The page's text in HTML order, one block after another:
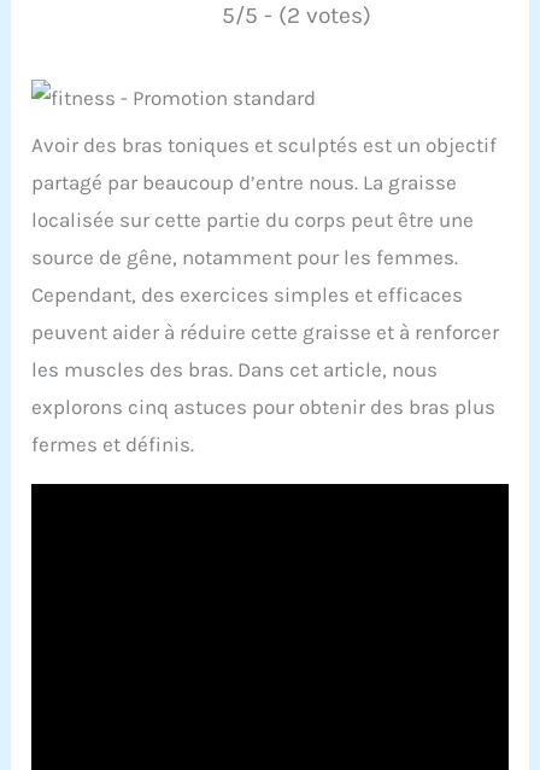
5/5 - (2 votes)
Avoir des bras toniques et sculptés est un objectif
partagé par beaucoup d’entre nous. La graisse
localisée sur cette partie du corps peut être une
source de gêne, notamment pour les femmes.
Cependant, des exercices simples et efficaces
peuvent aider à réduire cette graisse et à renforcer
les muscles des bras. Dans cet article, nous
explorons cinq astuces pour obtenir des bras plus
fermes et définis.